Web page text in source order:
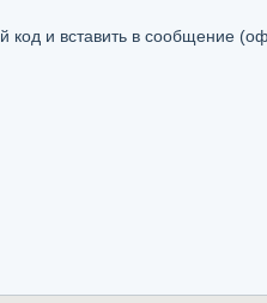
код и вставить в сообщение